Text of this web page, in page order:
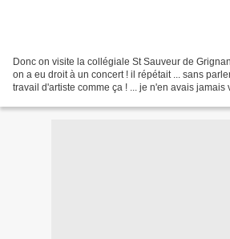
Donc on visite la collégiale St Sauveur de
on a eu droit à un concert ! il répétait ... sans
travail d'artiste comme ça ! ... je n'en avais jamais